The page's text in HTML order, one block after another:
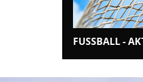
FUSSBALL -